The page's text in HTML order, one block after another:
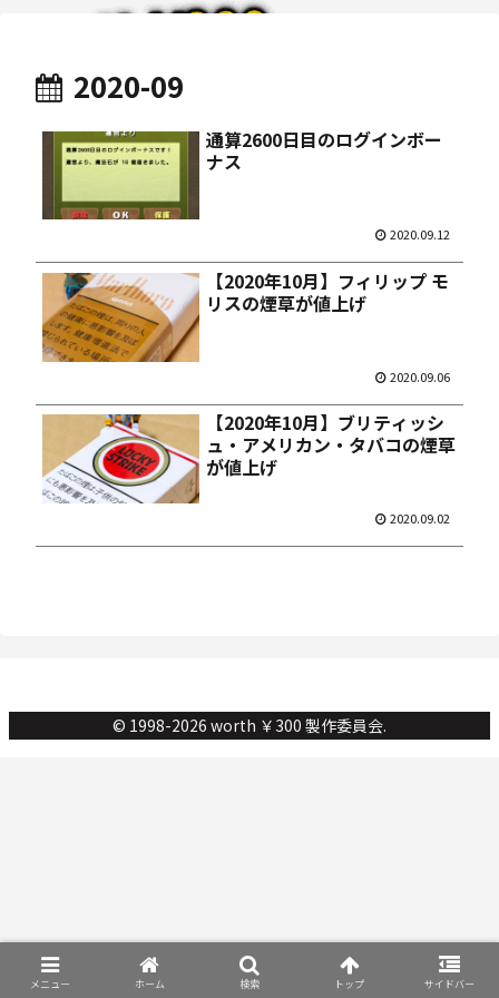
2020-09
通算2600日目のログインボー
ナス
2020.09.12
【2020年10月】フィリップ モ
リスの煙草が値上げ
2020.09.06
【2020年10月】ブリティッシ
ュ・アメリカン・タバコの煙草
が値上げ
2020.09.02
© 1998-2026 worth ￥300 製作委員会.
メニュー ホーム 検索 トップ サイドバー